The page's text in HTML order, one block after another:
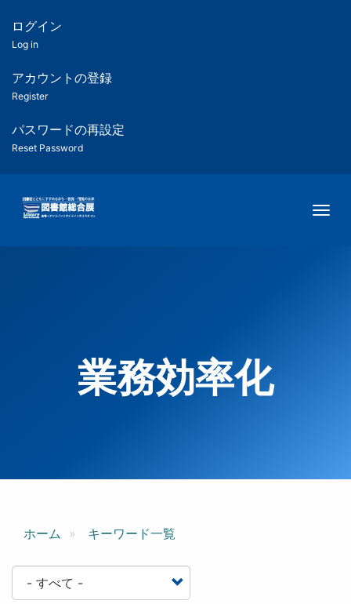
ツ
匿
名
ユ
ー
ー
用
メ
ログイン
Log in
アカウントの登録
Register
パスワードの再設定
Reset Password
業務効率化
ホーム キーワード一覧